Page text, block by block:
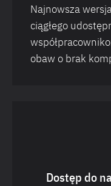
Najnowsza
ciągłego
obaw o brak
Dostęp do